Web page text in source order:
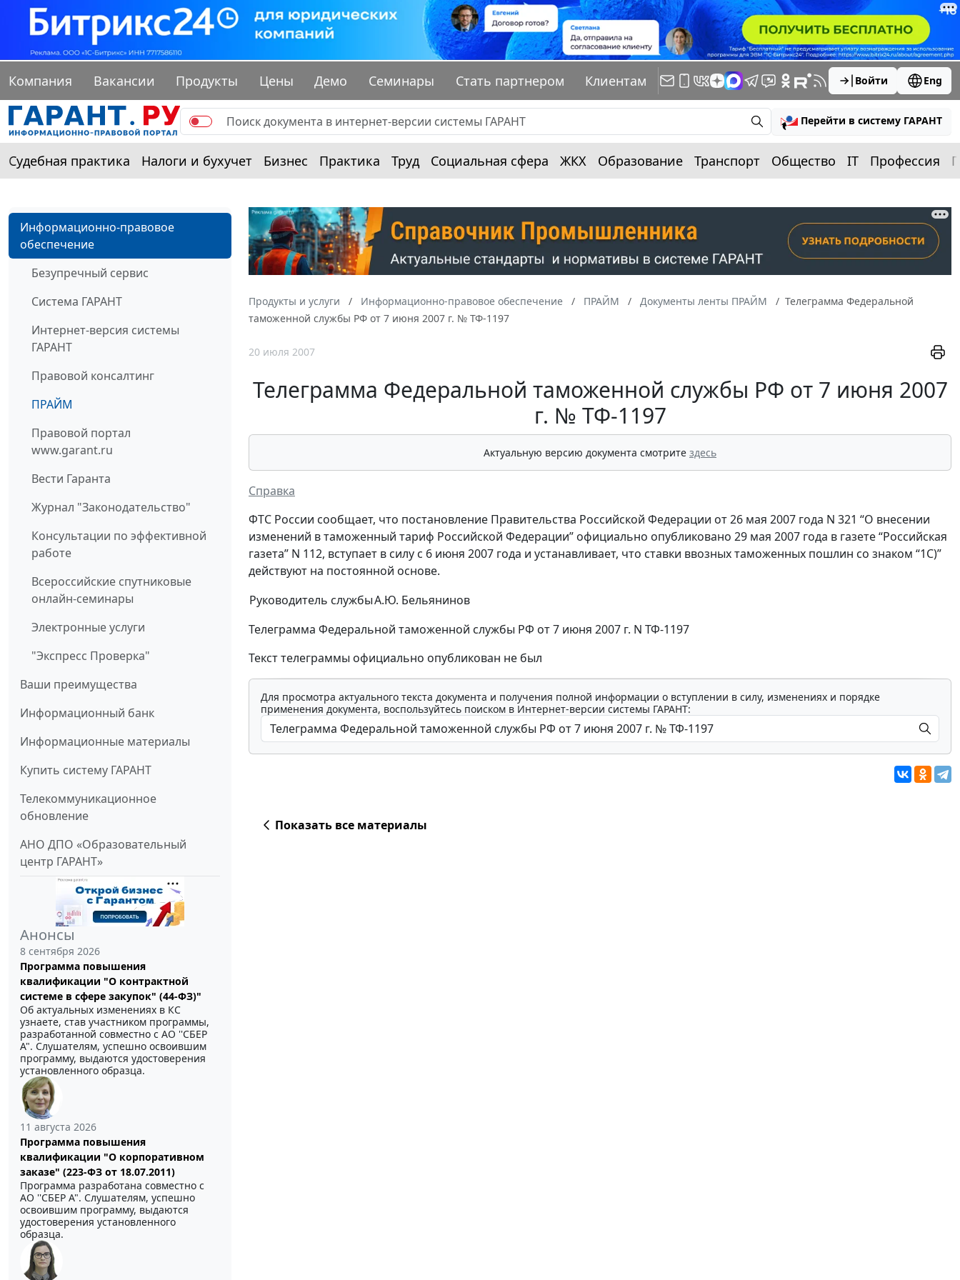
Компания Вакансии Продукты Цены Демо Семинары Стать партнером Клиентам Войти Eng
Перейти в систему ГАРАНТ
Судебная практика Налоги и бухучет Бизнес Практика Труд Социальная сфера ЖКХ Образование Транспорт Общество IT Профессия
Информационно-правовое
обеспечение
Безупречный сервис
Система ГАРАНТ
Интернет-версия системы
ГАРАНТ
Правовой консалтинг
ПРАЙМ
Правовой портал
www.garant.ru
Вести Гаранта
Журнал "Законодательство"
Консультации по эффективной
работе
Всероссийские спутниковые
онлайн-семинары
Электронные услуги
"Экспресс Проверка"
Ваши преимущества
Информационный банк
Информационные материалы
Купить систему ГАРАНТ
Телекоммуникационное
обновление
АНО ДПО «Образовательный
центр ГАРАНТ»
Анонсы
8 сентября 2026
Программа повышения
квалификации "О контрактной
системе в сфере закупок" (44-ФЗ)"
Об актуальных изменениях в КС
узнаете, став участником программы,
разработанной совместно с АО ''СБЕР
А". Слушателям, успешно освоившим
программу, выдаются удостоверения
установленного образца.
11 августа 2026
Программа повышения
квалификации "О корпоративном
заказе" (223-ФЗ от 18.07.2011)
Программа разработана совместно с
АО ''СБЕР А". Слушателям, успешно
освоившим программу, выдаются
удостоверения установленного
образца.
Продукты и услуги Информационно-правовое обеспечение ПРАЙМ Документы ленты ПРАЙМ
Телеграмма Федеральной
таможенной службы РФ от 7 июня 2007 г. № ТФ-1197
20 июля 2007
Телеграмма Федеральной таможенной службы РФ от 7 июня 2007
г. № ТФ-1197
Актуальную версию документа смотрите здесь
Справка
ФТС России сообщает, что постановление Правительства Российской Федерации от 26 мая 2007 года N 321 “О внесении
изменений в таможенный тариф Российской Федерации” официально опубликовано 29 мая 2007 года в газете “Российская
газета” N 112, вступает в силу с 6 июня 2007 года и устанавливает, что ставки ввозных таможенных пошлин со знаком “1С)”
действуют на постоянной основе.
Руководитель службыА.Ю. Бельянинов
Телеграмма Федеральной таможенной службы РФ от 7 июня 2007 г. N ТФ-1197
Текст телеграммы официально опубликован не был
Для просмотра актуального текста документа и получения полной информации о вступлении в силу, изменениях и порядке
применения документа, воспользуйтесь поиском в Интернет-версии системы ГАРАНТ:
Показать все материалы